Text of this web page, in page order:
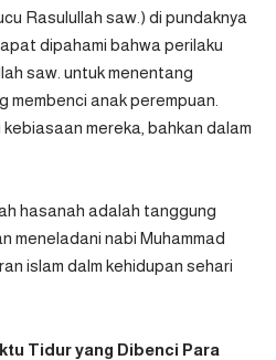
Rasulullah saw.) di pundaknya
dipahami bahwa perilaku
saw. untuk menentang
anak perempuan.
mereka, bahkan dalam
hasanah adalah tanggung
meneladani nabi Muhammad
islam dalm kehidupan sehari
Tidur yang Dibenci Para